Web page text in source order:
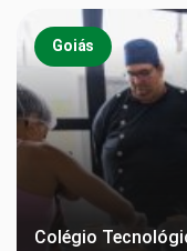
Goiás
Colégio